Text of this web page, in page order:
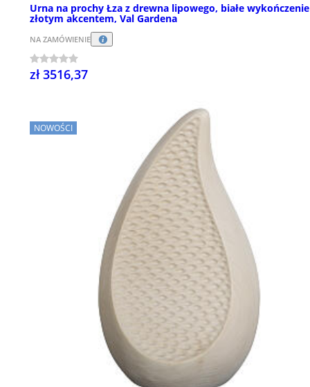
Urna na prochy Łza z drewna lipowego, białe
złotym akcentem, Val Gardena
NA ZAMÓWIENIE
zł 3516,37
NOWOŚCI